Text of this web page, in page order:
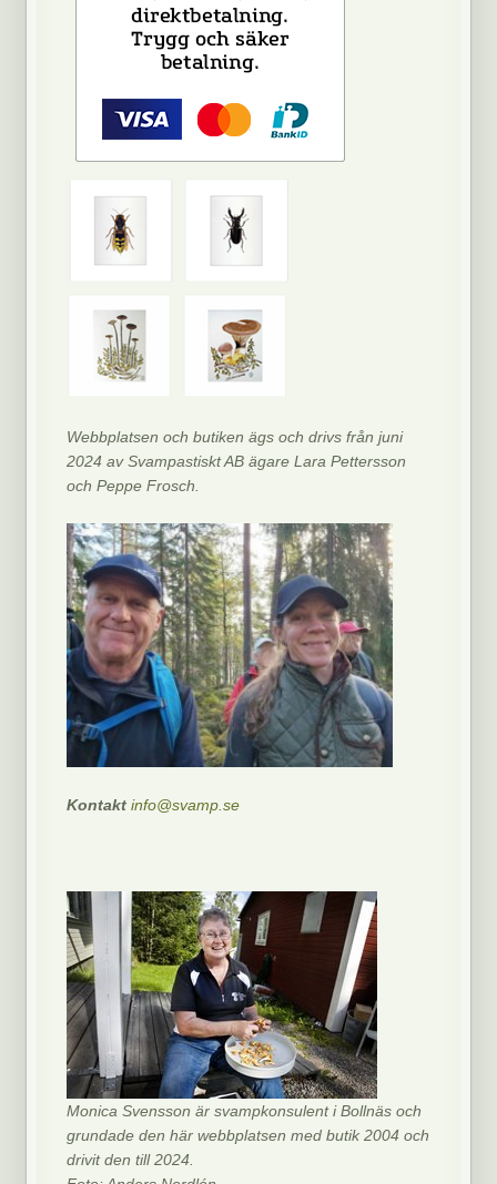
Webbplatsen och butiken ägs och drivs från juni
2024 av Svampastiskt AB ägare Lara Pettersson
och Peppe Frosch.
Kontaktinfo@svamp.se
Monica Svensson är svampkonsulent i Bollnäs och
grundade den här webbplatsen med butik 2004 och
drivit den till 2024.